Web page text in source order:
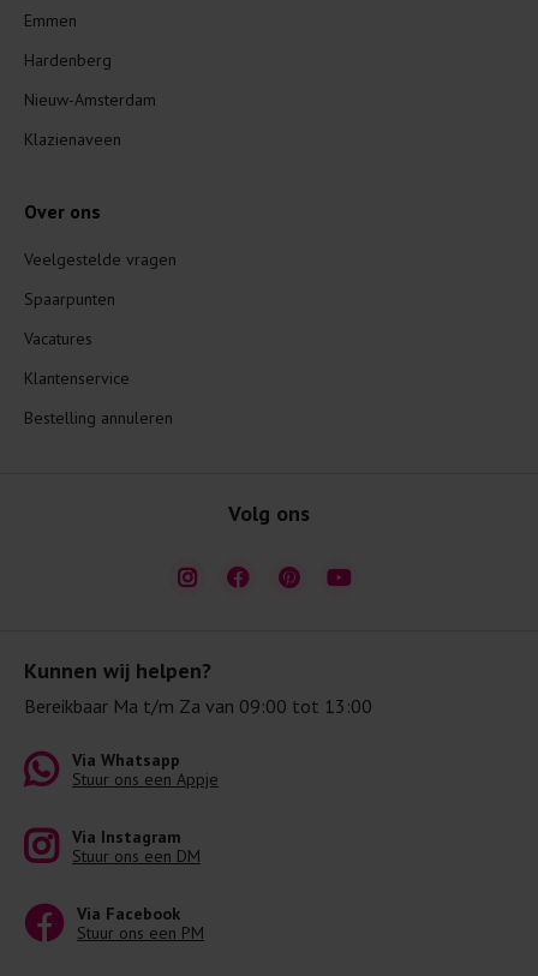
Kunnen wij helpen?
Bereikbaar Ma t/m Za van 09:00 tot 13:00
Via Whatsapp
Stuur ons een Appje
Via Instagram
Stuur ons een DM
Via Facebook
Stuur ons een PM
Emmen
Hardenberg
Nieuw-Amsterdam
Klazienaveen
Over ons
Veelgestelde vragen
Spaarpunten
Vacatures
Klantenservice
Bestelling annuleren
Volg ons